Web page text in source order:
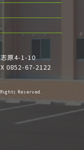
原4-1-10
0852-67-2122
Reserved.